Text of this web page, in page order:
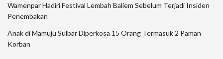
Wamenpar Hadiri Festival Lembah Baliem Sebelum Terjadi Insiden
Penembakan
Anak di Mamuju Sulbar Diperkosa 15 Orang Termasuk 2 Paman
Korban